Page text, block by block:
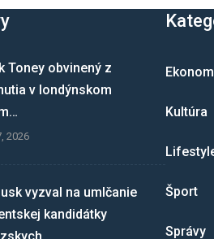
Toney obvinený z
v londýnskom
2026
vyzval na umlčanie
kandidátky
Kultúra
Šport
Správy